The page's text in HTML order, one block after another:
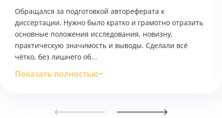
Обращался за подготовкой автореферата к
диссертации. Нужно было кратко и грамотно отразить
основные положения исследования, новизну,
практическую значимость и выводы. Сделали всё
чётко, без лишнего об...
Показать полностью